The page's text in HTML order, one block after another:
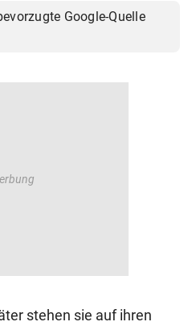
Google-Quelle
stehen sie auf ihren